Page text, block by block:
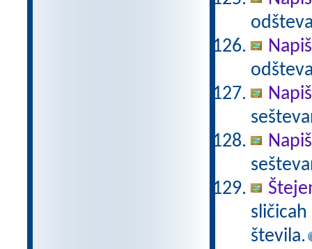
števila.